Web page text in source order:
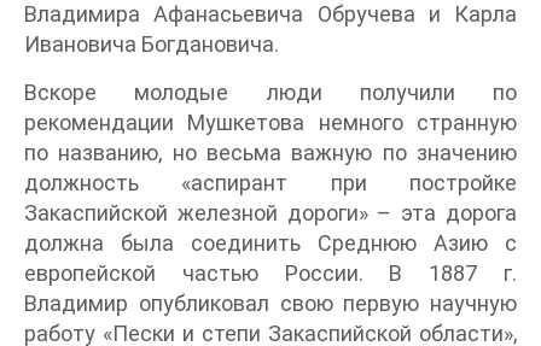
Владимира Афанасьевича Обручева и Карла
Ивановича Богдановича.
Вскоре молодые люди получили по
рекомендации Мушкетова немного странную
по названию, но весьма важную по значению
должность «аспирант при постройке
Закаспийской железной дороги» – эта дорога
должна была соединить Среднюю Азию с
европейской частью России. В 1887 г.
Владимир опубликовал свою первую научную
работу «Пески и степи Закаспийской области»,